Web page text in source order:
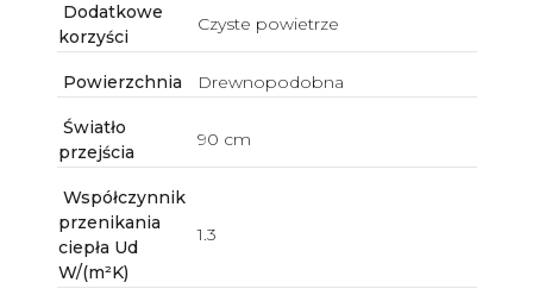
Dodatkowe
korzyści
Czyste powietrze
Powierzchnia Drewnopodobna
Światło
przejścia
90 cm
Współczynnik
przenikania
ciepła Ud
W/(m²K)
1.3